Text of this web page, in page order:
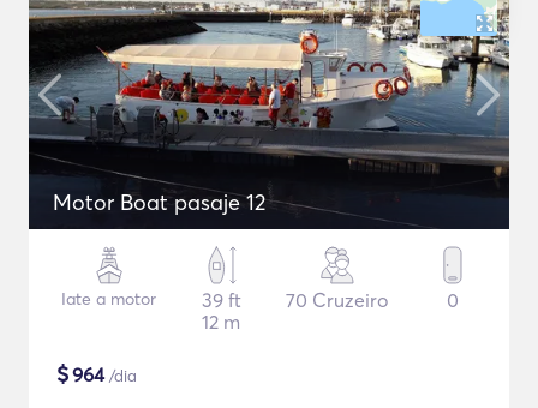
Motor Boat pasaje 12
Iate a motor
39 ft
12 m
70 Cruzeiro 0
$964/dia